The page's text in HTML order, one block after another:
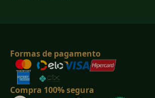
Formas de pagamento
Compra 100% segura